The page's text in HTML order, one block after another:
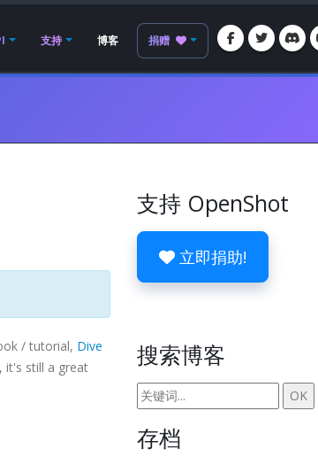
支持 博客 捐赠
/ tutorial, Dive
it's still a great
支持 OpenShot
立即捐助!
搜索博客
存档